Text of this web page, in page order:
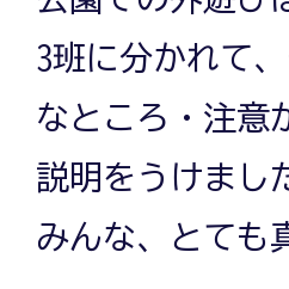
3班に分かれて
なところ・注意
説明をうけまし
みんな、とても